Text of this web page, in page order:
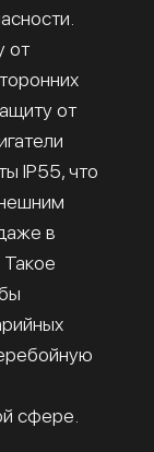
от
от
IP55, что
в
Такое
сфере.